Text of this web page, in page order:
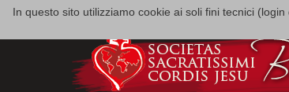
In questo sito utilizziamo cookie ai soli fini tecnici